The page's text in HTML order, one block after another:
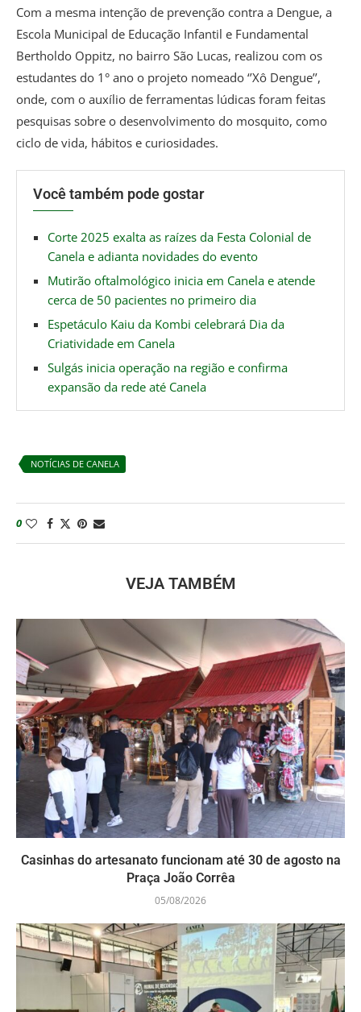
Com a mesma intenção de prevenção contra a Dengue, a
Escola Municipal de Educação Infantil e Fundamental
Bertholdo Oppitz, no bairro São Lucas, realizou com os
estudantes do 1° ano o projeto nomeado ‘’Xô Dengue’’,
onde, com o auxílio de ferramentas lúdicas foram feitas
pesquisas sobre o desenvolvimento do mosquito, como
ciclo de vida, hábitos e curiosidades.
Você também pode gostar
Corte 2025 exalta as raízes da Festa Colonial de
Canela e adianta novidades do evento
Mutirão oftalmológico inicia em Canela e atende
cerca de 50 pacientes no primeiro dia
Espetáculo Kaiu da Kombi celebrará Dia da
Criatividade em Canela
Sulgás inicia operação na região e confirma
expansão da rede até Canela
NOTÍCIAS DE CANELA
0
VEJA TAMBÉM
Casinhas do artesanato funcionam até 30 de agosto na
Praça João Corrêa
05/08/2026